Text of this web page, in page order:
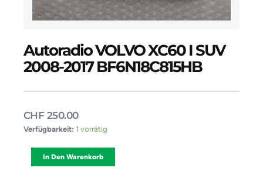
Autoradio VOLVO XC60 I SUV
2008-2017 BF6N18C815HB
CHF250.00
Verfügbarkeit: 1 vorrätig
Autoradio
XC60
In Den Warenkorb